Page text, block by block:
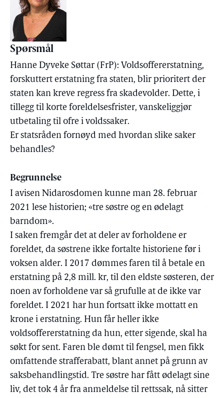
Spørsmål
Hanne Dyveke Søttar (FrP): Voldsoffererstatning,
forskuttert erstatning fra staten, blir prioritert der
staten kan kreve regress fra skadevolder. Dette, i
tillegg til korte foreldelsesfrister, vanskeliggjør
utbetaling til ofre i voldssaker.
Er statsråden fornøyd med hvordan slike saker
behandles?
Begrunnelse
I avisen Nidarosdomen kunne man 28. februar
2021 lese historien; «tre søstre og en ødelagt
barndom».
I saken fremgår det at deler av forholdene er
foreldet, da søstrene ikke fortalte historiene før i
voksen alder. I 2017 dømmes faren til å betale en
erstatning på 2,8 mill. kr, til den eldste søsteren, der
noen av forholdene var så grufulle at de ikke var
foreldet. I 2021 har hun fortsatt ikke mottatt en
krone i erstatning. Hun får heller ikke
voldsoffererstatning da hun, etter sigende, skal ha
søkt for sent. Faren ble dømt til fengsel, men fikk
omfattende strafferabatt, blant annet på grunn av
saksbehandlingstid. Tre søstre har fått ødelagt sine
liv, det tok 4 år fra anmeldelse til rettssak, nå sitter